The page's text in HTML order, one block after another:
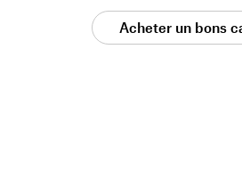
Acheter un bons